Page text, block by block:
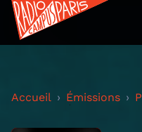
Accueil Émissions